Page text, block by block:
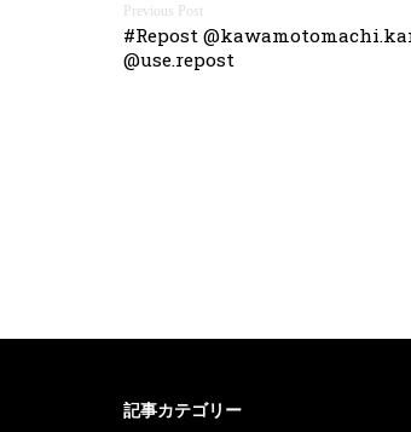
投
稿
ョ
ン
#Repost
@use.repost
記事カテゴリー